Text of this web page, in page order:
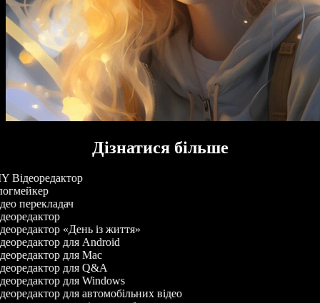
Дізнатися більше
Відеоредактор
перекладач
«День із життя»
для Android
для Mac
для Q&A
для Windows
для автомобільних відео